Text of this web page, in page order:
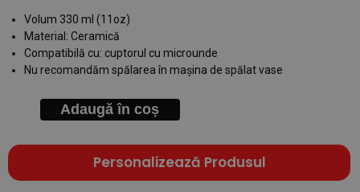
Volum 330 ml (11oz)
Material: Ceramică
Compatibilă cu: cuptorul cu microunde
Nu recomandăm spălarea în mașina de spălat vase
Adaugă în coș
Personalizează Produsul